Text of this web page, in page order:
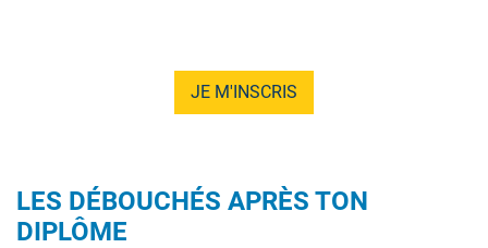
JE M'INSCRIS
LES DÉBOUCHÉS APRÈS TON
DIPLÔME